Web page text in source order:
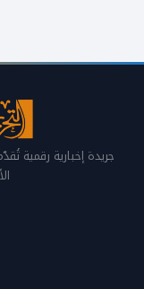
جريدة إخبارية رقمية